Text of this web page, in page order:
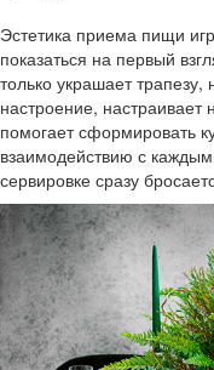
Эстетика приема пищи
показаться на первый
только украшает
настроение,
помогает сформировать
взаимодействию с
сервировке сразу